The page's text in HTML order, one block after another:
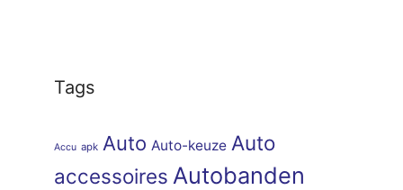
Tags
Accu apk Auto Auto-keuze Auto
accessoires Autobanden